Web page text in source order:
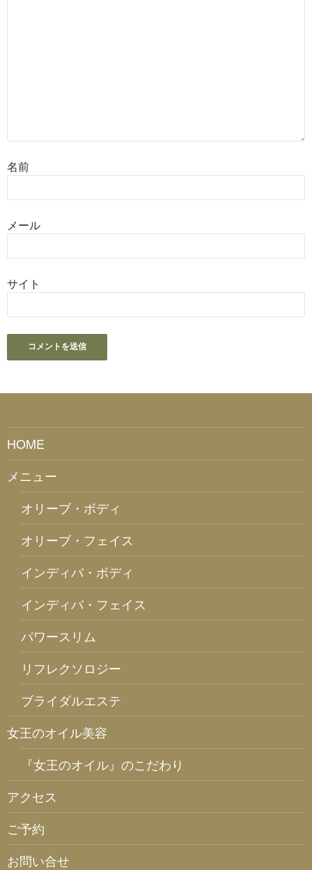
名前
メール
サイト
HOME
メニュー
オリーブ・ボディ
オリーブ・フェイス
インディバ・ボディ
インディバ・フェイス
パワースリム
リフレクソロジー
ブライダルエステ
女王のオイル美容
『女王のオイル』のこだわり
アクセス
ご予約
お問い合せ